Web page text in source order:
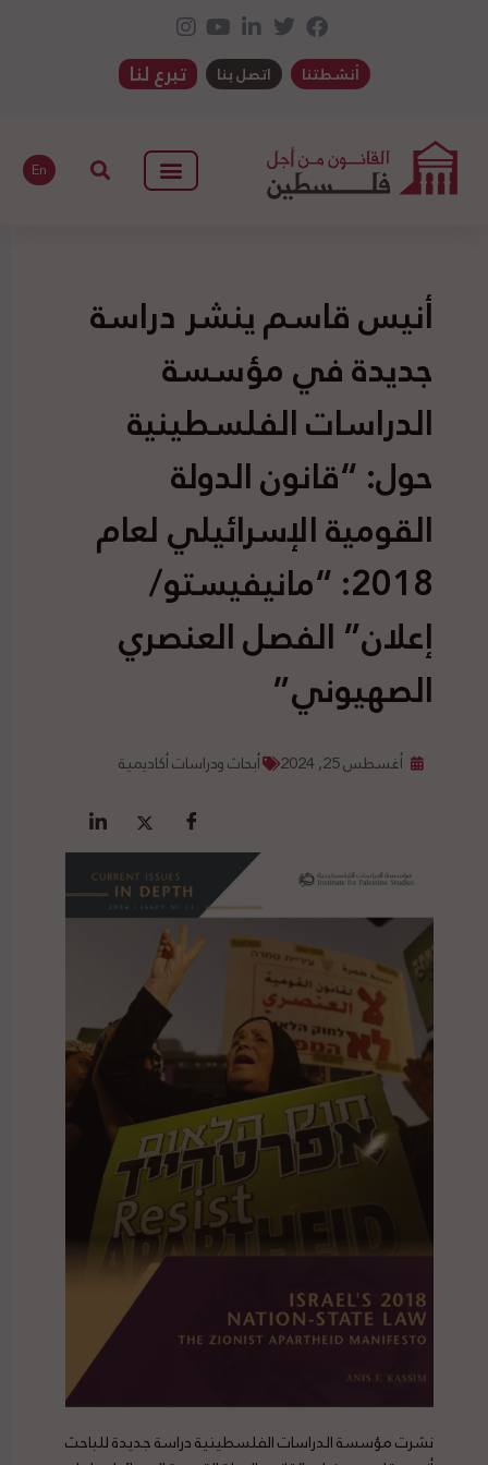
أنشطتنا اتصل بنا تبرع لنا
En
أنيس قاسم ينشر دراسة
جديدة في مؤسسة
الدراسات الفلسطينية
حول: “قانون الدولة
القومية الإسرائيلي لعام
2018: “مانيفيستو/
إعلان” الفصل العنصري
الصهيوني”
أغسطس 25, 2024 أبحاث ودراسات أكاديمية
نشرتمؤسسةالدراسات الفلسطينية دراسة جديدة للباحث